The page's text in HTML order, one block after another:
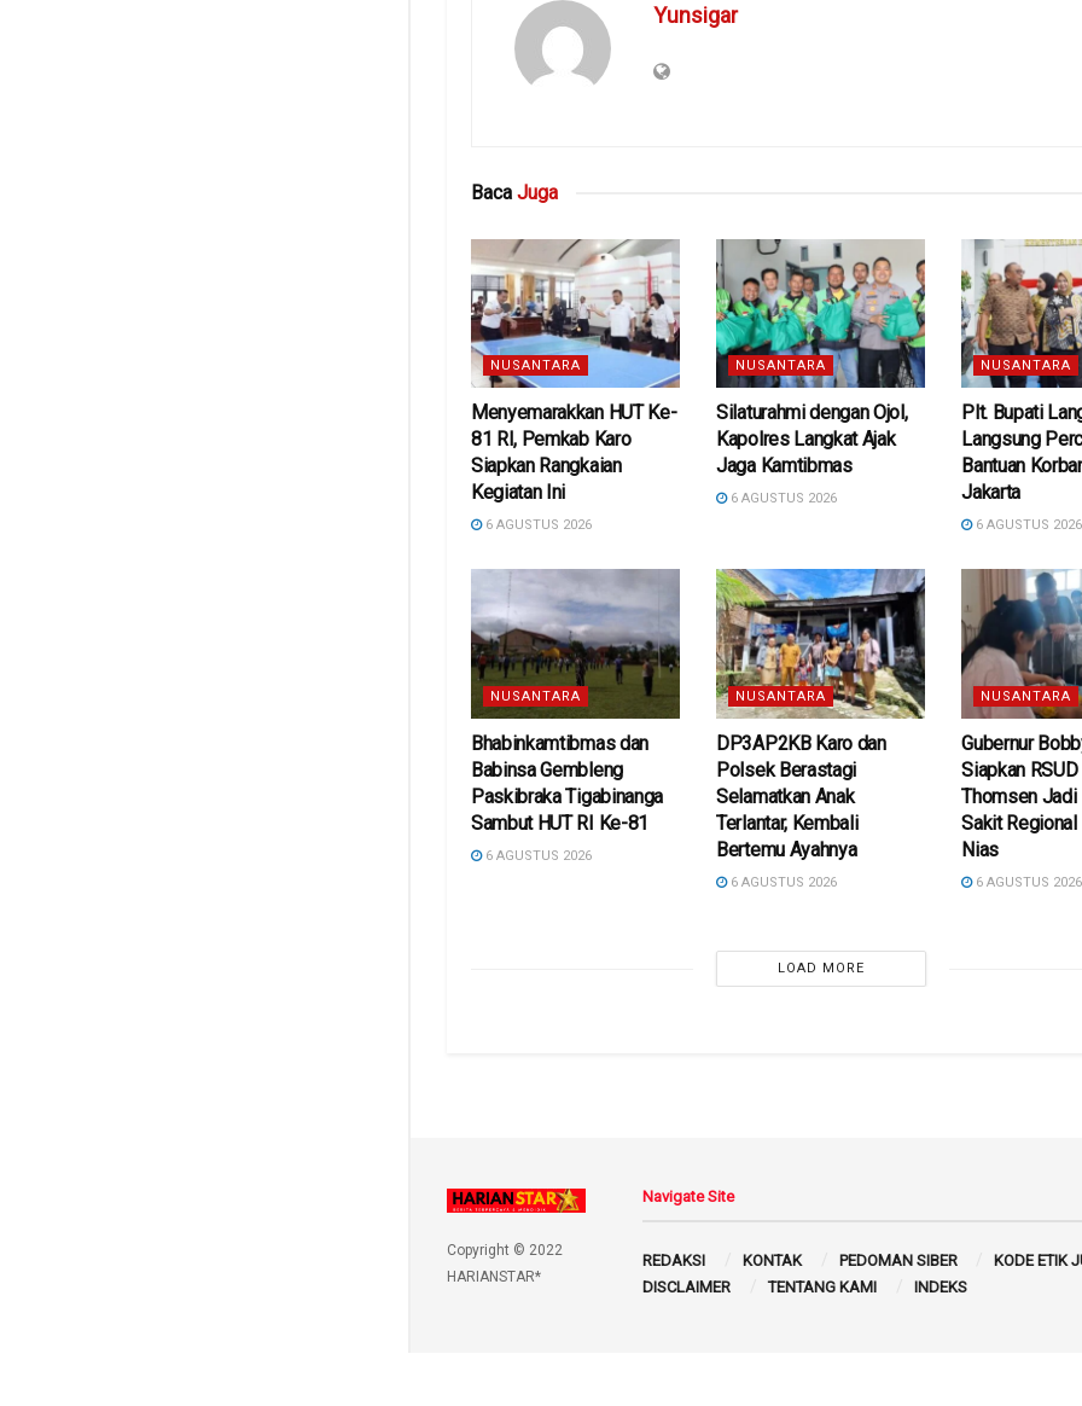
Yunsigar
Baca Juga
NUSANTARA
Menyemarakkan HUT Ke-
81 RI, Pemkab Karo
Siapkan Rangkaian
Kegiatan Ini
6 AGUSTUS 2026
NUSANTARA
Silaturahmi dengan Ojol,
Kapolres Langkat Ajak
Jaga Kamtibmas
6 AGUSTUS 2026
NUSANTARA
Plt. Bupati
Langsung
Bantuan
Jakarta
6 AGUSTUS 2026
NUSANTARA
Bhabinkamtibmas dan
Babinsa Gembleng
Paskibraka Tigabinanga
Sambut HUT RI Ke-81
6 AGUSTUS 2026
NUSANTARA
DP3AP2KB Karo dan
Polsek Berastagi
Selamatkan Anak
Terlantar, Kembali
Bertemu Ayahnya
6 AGUSTUS 2026
NUSANTARA
Gubernur
Siapkan RSUD
Thomsen Jadi
Sakit Regional
Nias
6 AGUSTUS 2026
LOAD MORE
Copyright © 2022
HARIANSTAR*
Navigate Site
REDAKSI KONTAK PEDOMAN SIBER
KODE ETIK
DISCLAIMER
TENTANG KAMI INDEKS